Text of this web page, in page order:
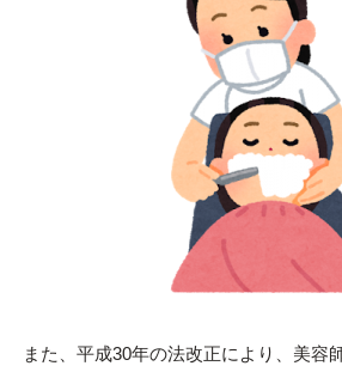
また、平成30年の法改正により、美容